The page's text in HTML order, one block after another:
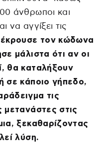
άνθρωποι και
να αγγίξει τις
έκρουσε τον κώδωνα
μάλιστα ότι αν οι
θα καταλήξουν
σε κάποιο γήπεδο,
τις
μετανάστες στις
ξεκαθαρίζοντας
λύση.